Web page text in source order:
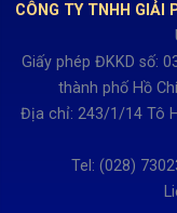
Thời gian làm việc từ
Buổi chiều từ 13h15
Thứ 7 làm đến 15h30
CÔNG TY TNHH GIẢI
Giấy phép ĐKKD số:
thành phố Hồ
Địa chỉ: 243/1/14 Tô
Tel: (028)